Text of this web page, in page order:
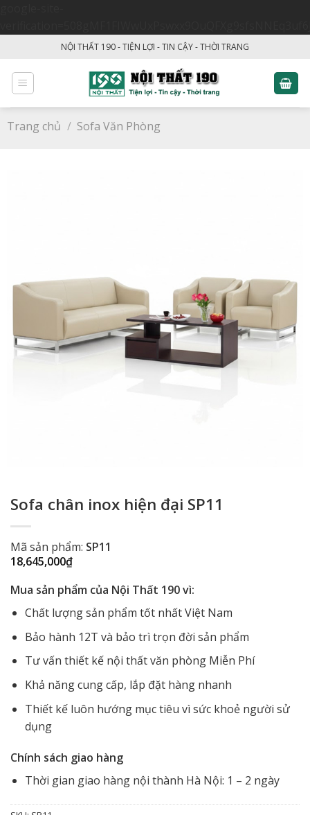
content
NỘI THẤT 190 - TIỆN LỢI - TIN CẬY - THỜI TRANG
Trang chủ / Sofa Văn Phòng
Sofa chân inox hiện đại SP11
Mã sản phẩm: SP11
18,645,000₫
Mua sản phẩm của Nội Thất 190 vì:
Chất lượng sản phẩm tốt nhất Việt Nam
Bảo hành 12T và bảo trì trọn đời sản phẩm
Tư vấn thiết kế nội thất văn phòng Miễn Phí
Khả năng cung cấp, lắp đặt hàng nhanh
Thiết kế luôn hướng mục tiêu vì sức khoẻ người sử
dụng
Chính sách giao hàng
Thời gian giao hàng nội thành Hà Nội: 1 – 2 ngày